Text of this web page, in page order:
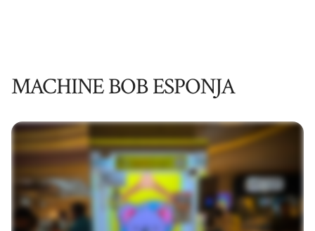
MACHINE BOB ESPONJA